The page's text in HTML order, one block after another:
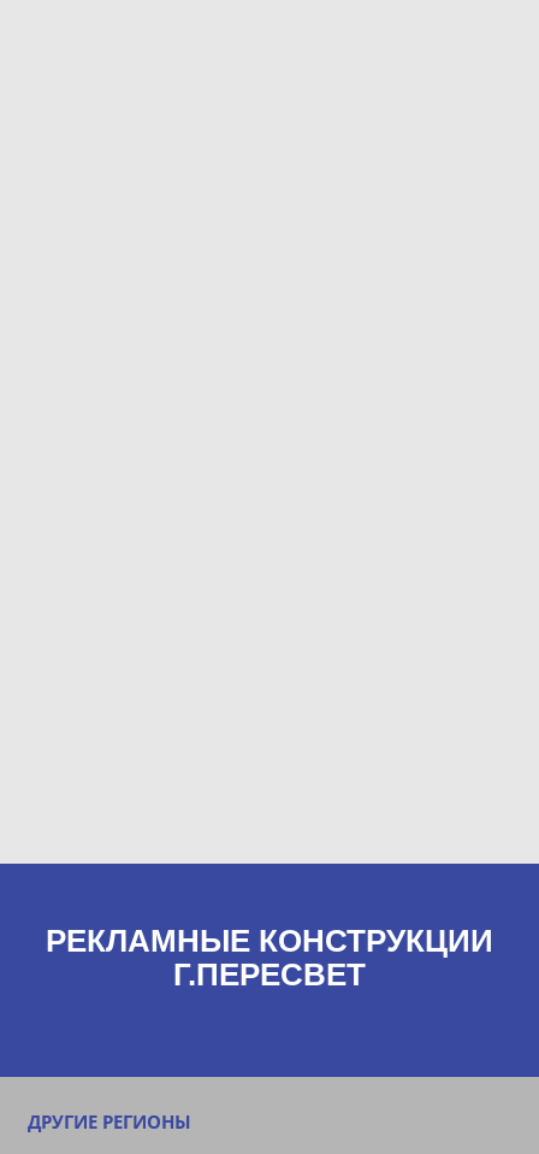
РЕКЛАМНЫЕ КОНСТРУКЦИИ
Г.ПЕРЕСВЕТ
ДРУГИЕ РЕГИОНЫ